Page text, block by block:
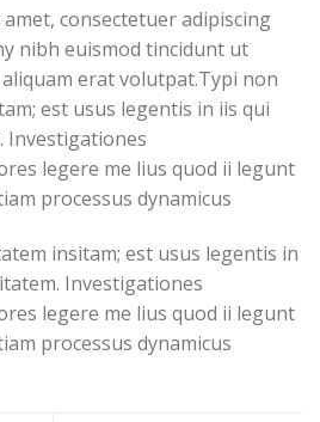
consectetuer adipiscing
nibh euismod tincidunt ut
erat volutpat.Typi non
est usus legentis in iis qui
Investigationes
legere me lius quod ii legunt
processus dynamicus
insitam; est usus legentis in
Investigationes
legere me lius quod ii legunt
processus dynamicus